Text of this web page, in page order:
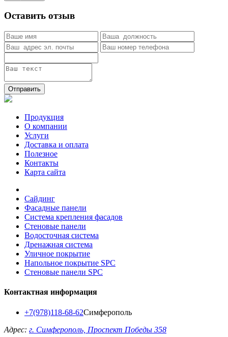
Оставить отзыв
Отправить
Продукция
О компании
Услуги
Доставка и оплата
Полезное
Контакты
Карта сайта
Сайдинг
Фасадные панели
Система крепления фасадов
Стеновые панели
Водосточная система
Дренажная система
Уличное покрытие
Напольное покрытие SPC
Стеновые панели SPC
Контактная информация
+7(978)118-68-62Симферополь
Адрес: г. Симферополь, Проспект Победы 358